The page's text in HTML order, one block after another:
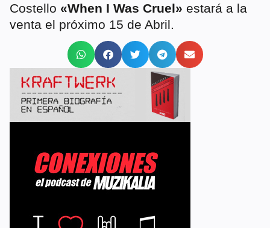
Costello «When I Was Cruel» estará a la
venta el próximo 15 de Abril.